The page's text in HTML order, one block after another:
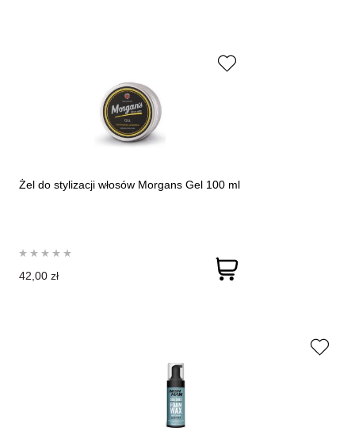
Żel do stylizacji włosów Morgans Gel 100 ml
42,00 zł